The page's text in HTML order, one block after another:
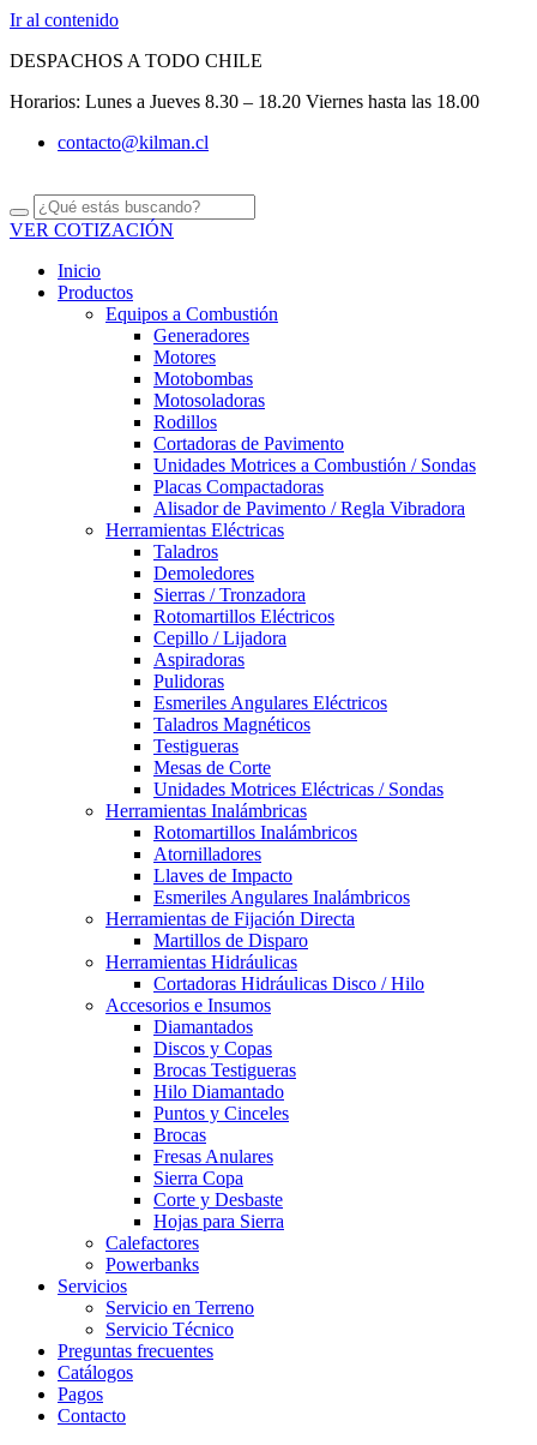
Ir al contenido
DESPACHOS A TODO CHILE
Horarios: Lunes a Jueves 8.30 – 18.20 Viernes hasta las 18.00
contacto@kilman.cl
VER COTIZACIÓN
Inicio
Productos
Equipos a Combustión
Generadores
Motores
Motobombas
Motosoladoras
Rodillos
Cortadoras de Pavimento
Unidades Motrices a Combustión / Sondas
Placas Compactadoras
Alisador de Pavimento / Regla Vibradora
Herramientas Eléctricas
Taladros
Demoledores
Sierras / Tronzadora
Rotomartillos Eléctricos
Cepillo / Lijadora
Aspiradoras
Pulidoras
Esmeriles Angulares Eléctricos
Taladros Magnéticos
Testigueras
Mesas de Corte
Unidades Motrices Eléctricas / Sondas
Herramientas Inalámbricas
Rotomartillos Inalámbricos
Atornilladores
Llaves de Impacto
Esmeriles Angulares Inalámbricos
Herramientas de Fijación Directa
Martillos de Disparo
Herramientas Hidráulicas
Cortadoras Hidráulicas Disco / Hilo
Accesorios e Insumos
Diamantados
Discos y Copas
Brocas Testigueras
Hilo Diamantado
Puntos y Cinceles
Brocas
Fresas Anulares
Sierra Copa
Corte y Desbaste
Hojas para Sierra
Calefactores
Powerbanks
Servicios
Servicio en Terreno
Servicio Técnico
Preguntas frecuentes
Catálogos
Pagos
Contacto